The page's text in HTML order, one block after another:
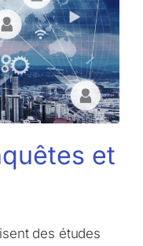
et
des études